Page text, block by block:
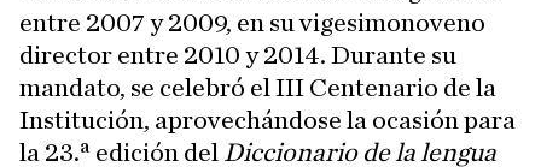
entre 2007 y 2009, en su vigesimonoveno
director entre 2010 y 2014. Durante su
mandato, se celebró el III Centenario de la
Institución, aprovechándose la ocasión para
la 23.ª edición del Diccionario de la lengua